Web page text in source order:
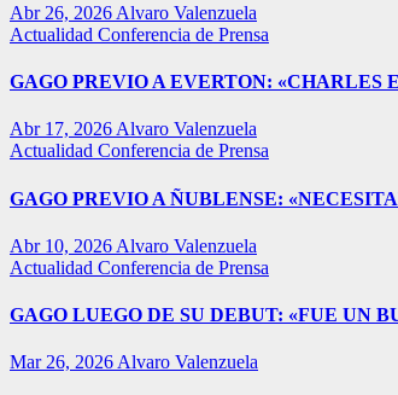
Abr 26, 2026 Alvaro Valenzuela
Actualidad Conferencia de Prensa
GAGO PREVIO A EVERTON: «CHARLES
Abr 17, 2026 Alvaro Valenzuela
Actualidad Conferencia de Prensa
GAGO PREVIO A ÑUBLENSE:
Abr 10, 2026 Alvaro Valenzuela
Actualidad Conferencia de Prensa
GAGO LUEGO DE SU DEBUT: «FUE UN
Mar 26, 2026 Alvaro Valenzuela